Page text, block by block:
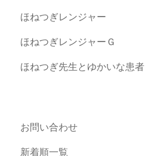
ほねつぎレンジャー
ほねつぎレンジャーＧ
ほねつぎ先生とゆかいな患者
お問い合わせ
新着順一覧